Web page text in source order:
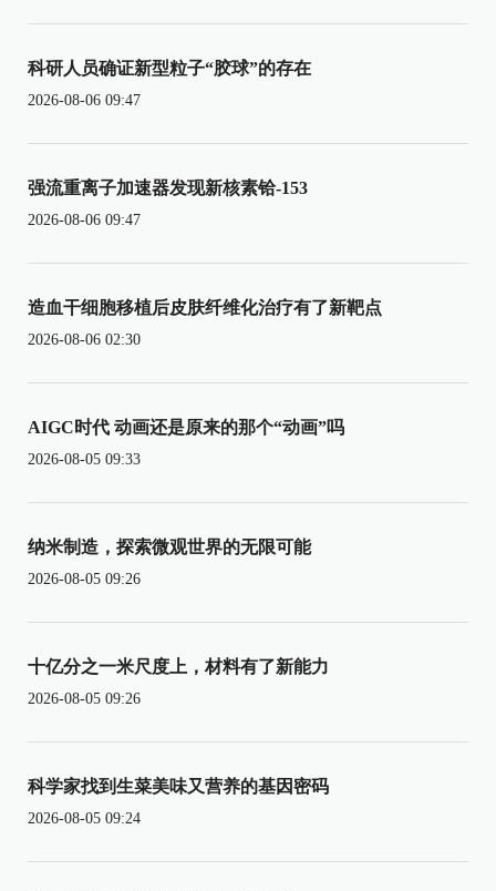
科研人员确证新型粒子“胶球”的存在
2026-08-06 09:47
强流重离子加速器发现新核素铪-153
2026-08-06 09:47
造血干细胞移植后皮肤纤维化治疗有了新靶点
2026-08-06 02:30
AIGC时代 动画还是原来的那个“动画”吗
2026-08-05 09:33
纳米制造，探索微观世界的无限可能
2026-08-05 09:26
十亿分之一米尺度上，材料有了新能力
2026-08-05 09:26
科学家找到生菜美味又营养的基因密码
2026-08-05 09:24